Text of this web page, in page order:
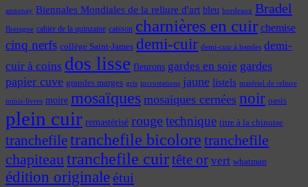
annonay Biennales Mondiales de la reliure d'art bleu bordeaux Bradel
Bretagne cahier de la quinzaine caisson charnières en cuir chemise
cinq nerfs collège Saint-James demi-cuir demi-cuir à bandes demi-
cuir à coins dos lisse fleurons gardes en soie gardes
papier cuve grandes marges gris incrustations jaune listels matériel de reliure
minis-livres moire mosaïques mosaïques cernées noir oasis
plein cuir remastérisé rougetechnique titre à la chinoise
tranchefiletranchefile bicolore tranchefile
chapiteautranchefile cuirtête or vert whatman
édition originaleétui